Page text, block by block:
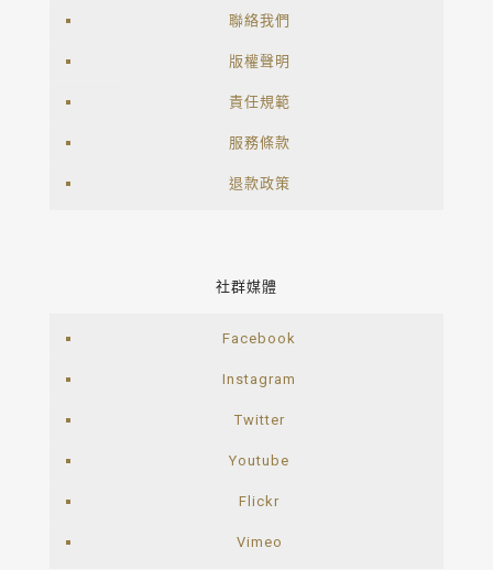
聯絡我們
版權聲明
責任規範
服務條款
退款政策
社群媒體
Facebook
Instagram
Twitter
Youtube
Flickr
Vimeo